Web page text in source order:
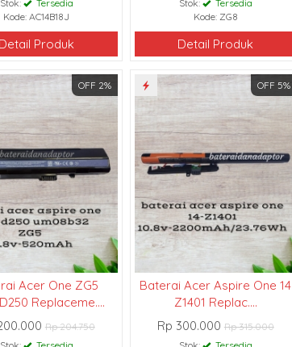
Stok:
Tersedia
Kode: AC14B18J
Detail Produk
Stok:
Tersedia
Kode: ZG8
Detail Produk
OFF 2%
Acer One ZG5
Replaceme....
Rp 204.750
OFF 5%
Baterai Acer Aspire One 14
Z1401 Replac....
Rp 300.000 Rp 315.000